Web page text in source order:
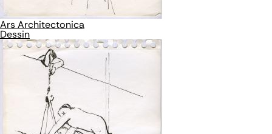
Ars Architectonica
Dessin